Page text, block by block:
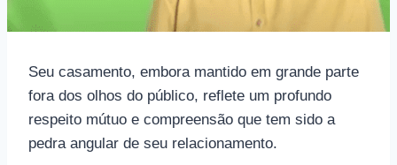
Seu casamento, embora mantido em grande parte
fora dos olhos do público, reflete um profundo
respeito mútuo e compreensão que tem sido a
pedra angular de seu relacionamento.